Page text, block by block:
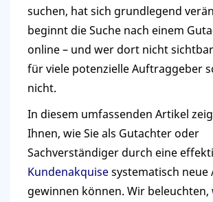
suchen, hat sich grundlegend
beginnt die Suche nach einem
online – und wer dort nicht
für viele potenzielle Auftraggeber
nicht.
In diesem umfassenden Artikel
Ihnen, wie Sie als Gutachter oder
Sachverständiger durch eine
Kundenakquisesystematisch neue
gewinnen können. Wir beleuchten,